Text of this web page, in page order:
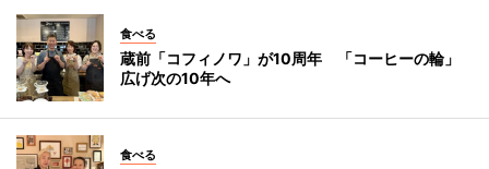
食べる
蔵前「コフィノワ」が10周年 「コーヒーの輪」
広げ次の10年へ
食べる